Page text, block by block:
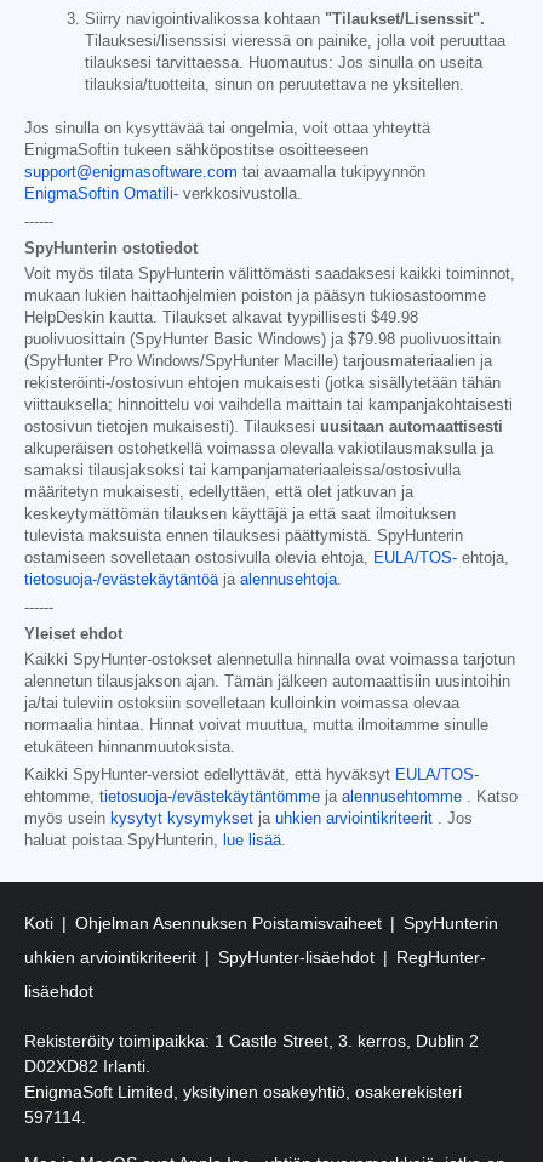
Siirry navigointivalikossa kohtaan "Tilaukset/Lisenssit".
Tilauksesi/lisenssisi vieressä on painike, jolla voit peruuttaa
tilauksesi tarvittaessa. Huomautus: Jos sinulla on useita
tilauksia/tuotteita, sinun on peruutettava ne yksitellen.
Jos sinulla on kysyttävää tai ongelmia, voit ottaa yhteyttä
EnigmaSoftin tukeen sähköpostitse osoitteeseen
support@enigmasoftware.com tai avaamalla tukipyynnön
EnigmaSoftin Omatili- verkkosivustolla.
------
SpyHunterin ostotiedot
Voit myös tilata SpyHunterin välittömästi saadaksesi kaikki toiminnot,
mukaan lukien haittaohjelmien poiston ja pääsyn tukiosastoomme
HelpDeskin kautta. Tilaukset alkavat tyypillisesti $49.98
puolivuosittain (SpyHunter Basic Windows) ja $79.98 puolivuosittain
(SpyHunter Pro Windows/SpyHunter Macille) tarjousmateriaalien ja
rekisteröinti-/ostosivun ehtojen mukaisesti (jotka sisällytetään tähän
viittauksella; hinnoittelu voi vaihdella maittain tai kampanjakohtaisesti
ostosivun tietojen mukaisesti). Tilauksesi uusitaan automaattisesti
alkuperäisen ostohetkellä voimassa olevalla vakiotilausmaksulla ja
samaksi tilausjaksoksi tai kampanjamateriaaleissa/ostosivulla
määritetyn mukaisesti, edellyttäen, että olet jatkuvan ja
keskeytymättömän tilauksen käyttäjä ja että saat ilmoituksen
tulevista maksuista ennen tilauksesi päättymistä. SpyHunterin
ostamiseen sovelletaan ostosivulla olevia ehtoja, EULA/TOS- ehtoja,
tietosuoja-/evästekäytäntöäja alennusehtoja.
------
Yleiset ehdot
Kaikki SpyHunter-ostokset alennetulla hinnalla ovat voimassa tarjotun
alennetun tilausjakson ajan. Tämän jälkeen automaattisiin uusintoihin
ja/tai tuleviin ostoksiin sovelletaan kulloinkin voimassa olevaa
normaalia hintaa. Hinnat voivat muuttua, mutta ilmoitamme sinulle
etukäteen hinnanmuutoksista.
Kaikki SpyHunter-versiot edellyttävät, että hyväksyt EULA/TOS-
ehtomme, tietosuoja-/evästekäytäntömme ja alennusehtomme . Katso
myös usein kysytyt kysymykset ja uhkien arviointikriteerit . Jos
haluat poistaa SpyHunterin, lue lisää.
Koti Ohjelman Asennuksen Poistamisvaiheet
SpyHunterin
uhkien arviointikriteerit
SpyHunter-lisäehdot
RegHunter-
lisäehdot
Rekisteröity toimipaikka: 1 Castle Street, 3. kerros, Dublin 2
D02XD82 Irlanti.
EnigmaSoft Limited, yksityinen osakeyhtiö, osakerekisteri
597114.